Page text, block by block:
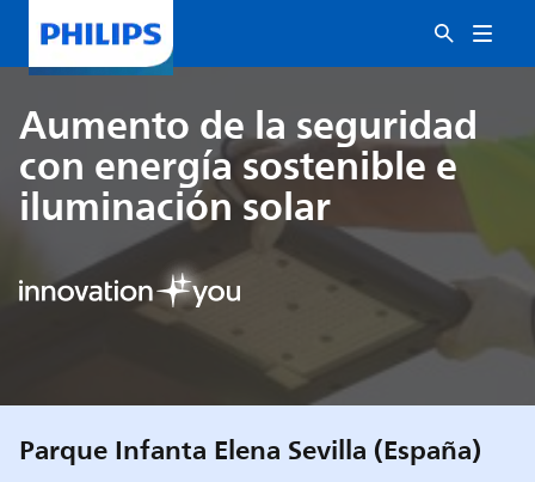
Aumento de la seguridad
con energía sostenible e
iluminación solar
Parque Infanta Elena Sevilla (España)